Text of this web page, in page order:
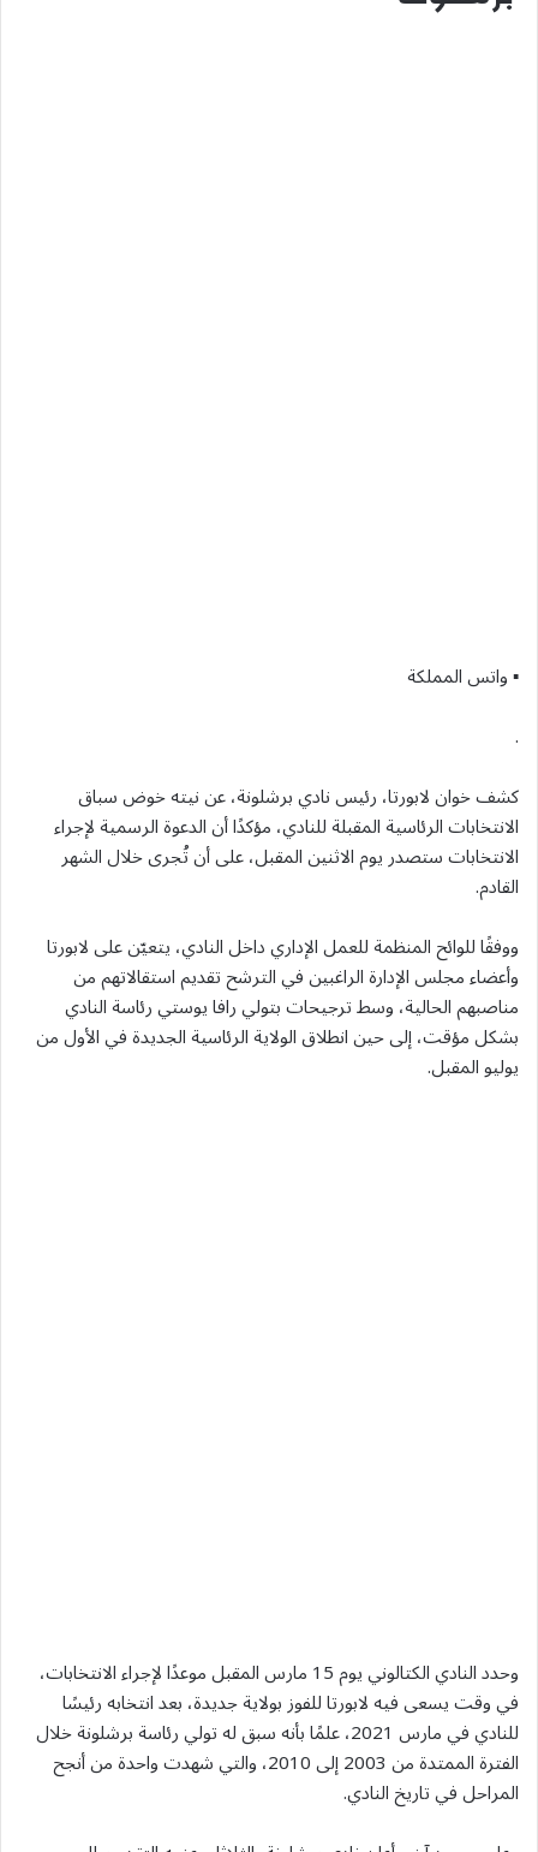
▪︎ واتس المملكة
.
كشف خوان لابورتا، رئيس نادي برشلونة، عن نيته خوض سباق
الانتخابات الرئاسية المقبلة للنادي، مؤكدًا أن الدعوة الرسمية لإجراء
الانتخابات ستصدر يوم الاثنين المقبل، على أن تُجرى خلال الشهر
القادم.
ووفقًا للوائح المنظمة للعمل الإداري داخل النادي، يتعيّن على لابورتا
وأعضاء مجلس الإدارة الراغبين في الترشح تقديم استقالاتهم من
مناصبهم الحالية، وسط ترجيحات بتولي رافا يوستي رئاسة النادي
بشكل مؤقت، إلى حين انطلاق الولاية الرئاسية الجديدة في الأول من
يوليو المقبل.
وحدد النادي الكتالوني يوم 15 مارس المقبل موعدًا لإجراء الانتخابات،
في وقت يسعى فيه لابورتا للفوز بولاية جديدة، بعد انتخابه رئيسًا
للنادي في مارس 2021، علمًا بأنه سبق له تولي رئاسة برشلونة خلال
الفترة الممتدة من 2003 إلى 2010، والتي شهدت واحدة من أنجح
المراحل في تاريخ النادي.